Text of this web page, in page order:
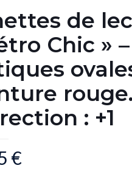
de
Chic » –
rouge.
: +1
€